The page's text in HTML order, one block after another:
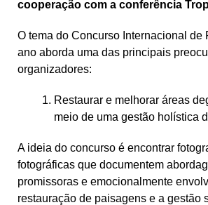
cooperação com a conferência
O tema do Concurso Internacional de
ano aborda uma das principais
organizadores:
Restaurar e melhorar áreas
meio de uma gestão holística
A ideia do concurso é encontrar
fotográficas que documentem
promissoras e emocionalmente
restauração de paisagens e a gestão